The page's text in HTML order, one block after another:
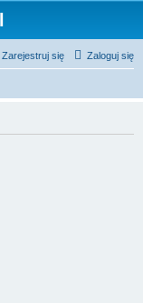
Zaloguj się
Zarejestruj się